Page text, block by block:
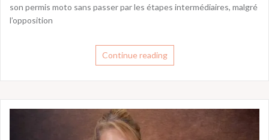
son permis moto sans passer par les étapes intermédiaires, malgré
l’opposition
Continue reading